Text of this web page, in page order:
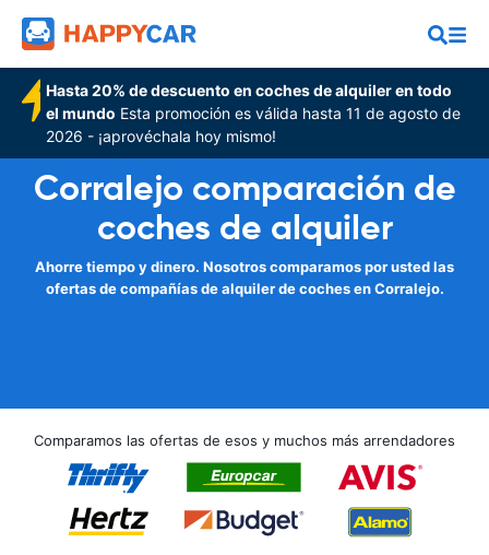
Hasta 20% de descuento en coches de alquiler en todo
el mundo Esta promoción es válida hasta 11 de agosto de
2026 - ¡aprovéchala hoy mismo!
Corralejo comparación de
coches de alquiler
Ahorre tiempo y dinero. Nosotros comparamos por usted las
ofertas de compañías de alquiler de coches en Corralejo.
Comparamos las ofertas de esos y muchos más arrendadores